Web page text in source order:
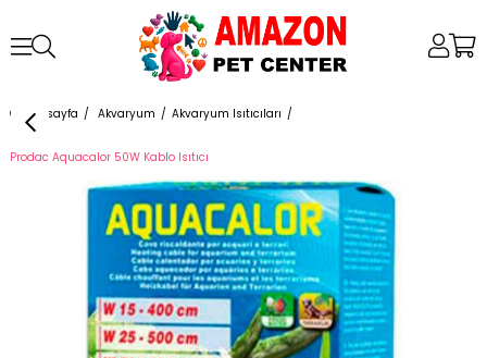
Anasayfa Akvaryum Akvaryum Isıtıcıları
Prodac Aquacalor 50W Kablo Isıtıcı